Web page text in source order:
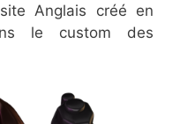
Anglais créé en
le custom des